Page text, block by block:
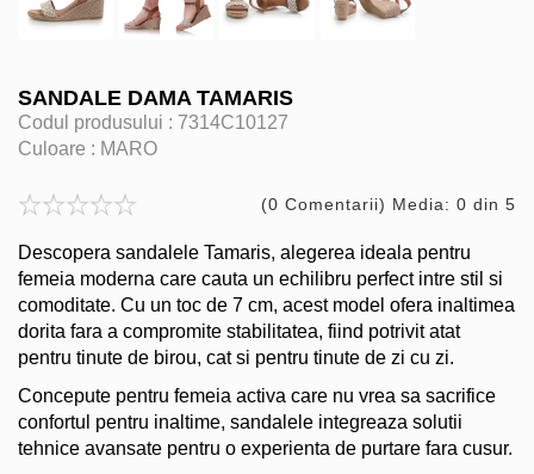
SANDALE DAMA TAMARIS
Codul produsului : 7314C10127
Culoare : MARO
(0 Comentarii) Media: 0 din 5
Descopera sandalele Tamaris, alegerea ideala pentru
femeia moderna care cauta un echilibru perfect intre stil si
comoditate. Cu un toc de 7 cm, acest model ofera inaltimea
dorita fara a compromite stabilitatea, fiind potrivit atat
pentru tinute de birou, cat si pentru tinute de zi cu zi.
Concepute pentru femeia activa care nu vrea sa sacrifice
confortul pentru inaltime, sandalele integreaza solutii
tehnice avansate pentru o experienta de purtare fara cusur.